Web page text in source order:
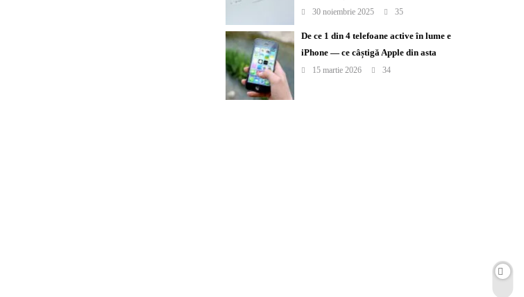
30 noiembrie 2025 35
De ce 1 din 4 telefoane active în lume e
iPhone — ce câștigă Apple din asta
15 martie 2026 34